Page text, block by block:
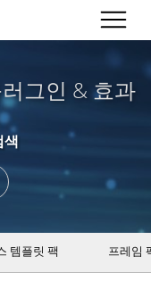
그인 & 효과
색
템플릿 팩 프레임